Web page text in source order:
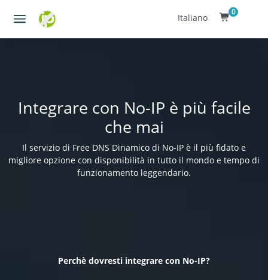
Italiano 0
Integrare con No-IP è più facile
che mai
Il servizio di Free DNS Dinamico di No-IP è il più fidato e
migliore opzione con disponibilità in tutto il mondo e tempo di
funzionamento leggendario.
Perchè dovresti integrare con No-IP?